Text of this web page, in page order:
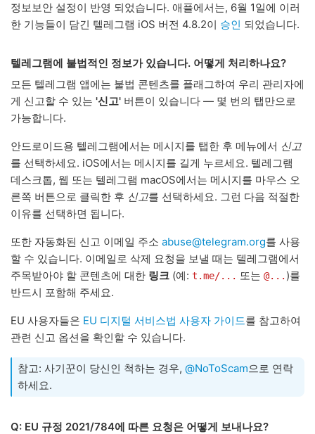
정보보안 설정이 반영 되었습니다. 애플에서는, 6월 1일에 이러
한 기능들이 담긴 텔레그램 iOS 버전 4.8.2이 승인 되었습니다.
텔레그램에 불법적인 정보가 있습니다. 어떻게 처리하나요?
모든 텔레그램 앱에는 불법 콘텐츠를 플래그하여 우리 관리자에
게 신고할 수 있는 '신고' 버튼이 있습니다 — 몇 번의 탭만으로
가능합니다.
안드로이드용 텔레그램에서는 메시지를 탭한 후 메뉴에서 신고
를 선택하세요. iOS에서는 메시지를 길게 누르세요. 텔레그램
데스크톱, 웹 또는 텔레그램 macOS에서는 메시지를 마우스 오
른쪽 버튼으로 클릭한 후 신고를 선택하세요. 그런 다음 적절한
이유를 선택하면 됩니다.
또한 자동화된 신고 이메일 주소 abuse@telegram.org를 사용
할 수 있습니다. 이메일로 삭제 요청을 보낼 때는 텔레그램에서
주목받아야 할 콘텐츠에 대한 링크 (예: t.me/... 또는 @... )를
반드시 포함해 주세요.
EU 사용자들은 EU 디지털 서비스법 사용자 가이드를 참고하여
관련 신고 옵션을 확인할 수 있습니다.
참고: 사기꾼이 당신인 척하는 경우, @NoToScam으로 연락
하세요.
Q: EU 규정 2021/784에 따른 요청은 어떻게 보내나요?